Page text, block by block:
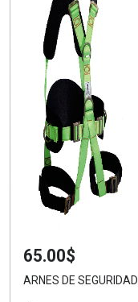
65.00$
ARNES DE SEGURIDAD